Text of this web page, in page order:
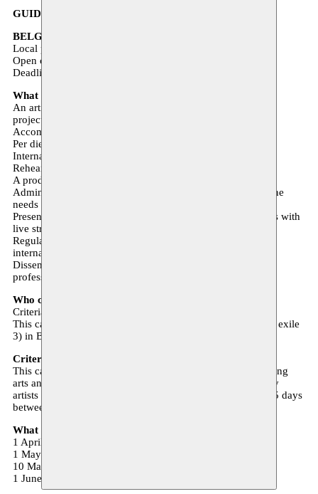
GUIDELINES
BELGIUM
Local partner: Moussem | www.moussem.be
Open call for application: 1 April 2018
Deadline for application: 1 May 2018
What does AMARRE offer?
An artistic residency of up to 15 days to develop a specific
project
Accommodation for the duration of the residency
Per diems for the duration of the residency
Internal transportation to/from the residency space
Rehearsal space and technical equipment
A production grant of up to 500€ per project
Administrative, managerial and artistic support tailored to the
needs of each project
Presentation of the result of the residency to local audiences with
live streaming in Lebanon, Turkey and France
Regular meetings between the selected artists and local and
international cultural professionals
Dissemination of the project through AMARRE partners’
professional networks
Who can apply?
Criteria relative to the applicant:
This call is open to artists 1) of Syrian origin 2) currently in exile
3) in Belgium or the Netherlands or Luxemburg.
Criteria relative to the artistic project
This call is open to projects 1) in the disciplines of performing
arts and visual arts 2) have not yet been premiered 3) led by
artists available to work on the project for a maximum of 15 days
between 1 June and 15 July 2018.
What is the time frame?
1 April 2018: Launch of open call
1 May 2018: Deadline for application
10 May 2018: Announcement of selected projects
1 June - 15 July 2018: Open period for residencies